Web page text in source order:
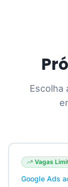
Escolha
Vagas
Google Ads